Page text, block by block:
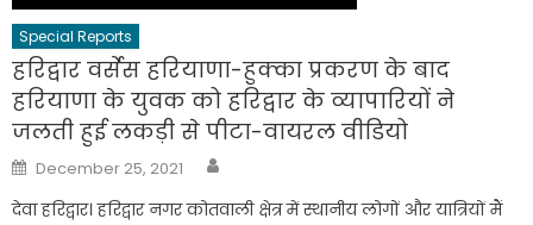
Special Reports
हरिद्वार वर्सेस हरियाणा-हुक्का प्रकरण के बाद
हरियाणा के युवक को हरिद्वार के व्यापारियों ने
जलती हुई लकड़ी से पीटा-वायरल वीडियो
Posted
on
December 25, 2021
देवा हरिद्वार। हरिद्वार नगर कोतवाली क्षेत्र में स्थानीय लोगों और यात्रियों मैं